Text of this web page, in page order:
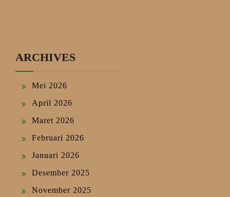
ARCHIVES
Mei 2026
April 2026
Maret 2026
Februari 2026
Januari 2026
Desember 2025
November 2025